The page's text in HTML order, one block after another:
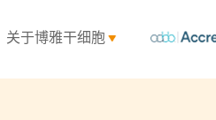
关于博雅干细胞